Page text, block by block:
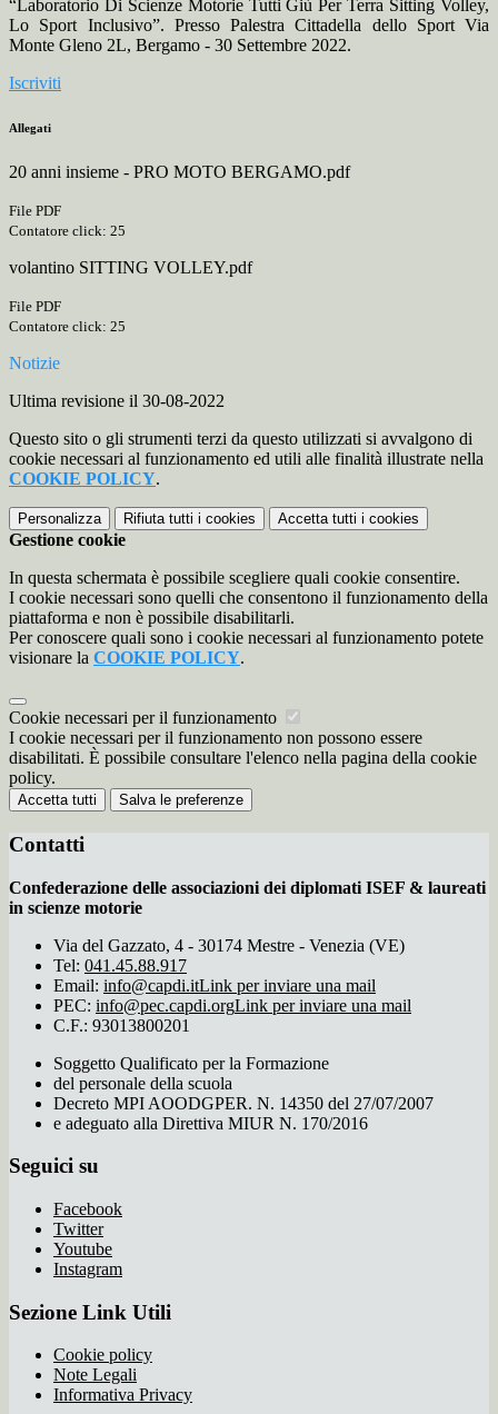
“Laboratorio Di Scienze Motorie Tutti Giù Per Terra Sitting Volley,
Lo Sport Inclusivo”. Presso Palestra Cittadella dello Sport Via
Monte Gleno 2L, Bergamo - 30 Settembre 2022.
Iscriviti
Allegati
20 anni insieme - PRO MOTO BERGAMO.pdf
File PDF
Contatore click: 25
volantino SITTING VOLLEY.pdf
File PDF
Contatore click: 25
Notizie
Ultima revisione il 30-08-2022
Questo sito o gli strumenti terzi da questo utilizzati si avvalgono di
cookie necessari al funzionamento ed utili alle finalità illustrate nella
COOKIE POLICY.
Personalizza Rifiuta tutti i cookies Accetta tutti i cookies
Gestione cookie
In questa schermata è possibile scegliere quali cookie consentire.
I cookie necessari sono quelli che consentono il funzionamento della
piattaforma e non è possibile disabilitarli.
Per conoscere quali sono i cookie necessari al funzionamento potete
visionare la COOKIE POLICY.
Cookie necessari per il funzionamento
I cookie necessari per il funzionamento non possono essere
disabilitati. È possibile consultare l'elenco nella pagina della cookie
policy.
Accetta tutti Salva le preferenze
Contatti
Confederazione delle associazioni dei diplomati ISEF & laureati
in scienze motorie
Via del Gazzato, 4 - 30174 Mestre - Venezia (VE)
Tel: 041.45.88.917
Email: info@capdi.itLink per inviare una mail
PEC: info@pec.capdi.orgLink per inviare una mail
C.F.: 93013800201
Soggetto Qualificato per la Formazione
del personale della scuola
Decreto MPI AOODGPER. N. 14350 del 27/07/2007
e adeguato alla Direttiva MIUR N. 170/2016
Seguici su
Facebook
Twitter
Youtube
Instagram
Sezione Link Utili
Cookie policy
Note Legali
Informativa Privacy